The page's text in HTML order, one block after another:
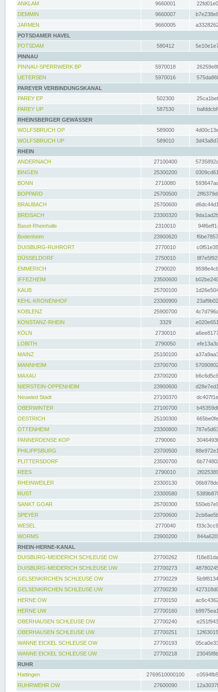
ANKLAM
9660001
DEMMIN
9660007
JARMEN
9660005
POTSDAMER HAVEL
POTSDAM
580412
PINNAU
PINNAU-SPERRWERK BP
5970018
UETERSEN
5970016
PAREYER VERBINDUNGSKANAL
PAREY EP
502300
PAREY UP
587530
RHEINSBERGER GEWÄSSER
WOLFSBRUCH OP
589000
WOLFSBRUCH UP
589010
RHEIN
ANDERNACH
27100400
BINGEN
25300200
BONN
2710080
BOPPARD
25700500
BRAUBACH
25700600
BREISACH
23300320
Basel-Rheinhalle
2310010
Bodenheim
23900620
DUISBURG-RUHRORT
2770010
DÜSSELDORF
2750010
EMMERICH
2790020
IFFEZHEIM
23500600
KAUB
25700100
KEHL-KRONENHOF
23300900
KOBLENZ
25900700
KONSTANZ-RHEIN
3329
KÖLN
2730010
LOBITH
2790050
MAINZ
25100100
MANNHEIM
23700700
MAXAU
23700200
NIERSTEIN-OPPENHEIM
23900600
Neuwied Stadt
27100370
OBERWINTER
27100700
OESTRICH
25100300
OTTENHEIM
23300800
PANNERDENSE KOP
2790060
PHILIPPSBURG
23700500
PLITTERSDORF
23500700
REES
2790010
RHEINWEILER
23300130
RUST
23300580
SANKT GOAR
25700300
SPEYER
23700600
WESEL
2770040
WORMS
23900200
RHEIN-HERNE-KANAL
DUISBURG-MEIDERICH SCHLEUSE OW
27700262
DUISBURG-MEIDERICH SCHLEUSE UW
27700273
GELSENKIRCHEN SCHLEUSE OW
27700229
GELSENKIRCHEN SCHLEUSE UW
27700230
HERNE OW
27700150
HERNE UW
27700160
OBERHAUSEN SCHLEUSE OW
27700240
OBERHAUSEN SCHLEUSE UW
27700251
WANNE EICKEL SCHLEUSE OW
27700193
WANNE EICKEL SCHLEUSE UW
27700218
RUHR
Hattingen
2769510000100
RUHRWEHR OW
27600090